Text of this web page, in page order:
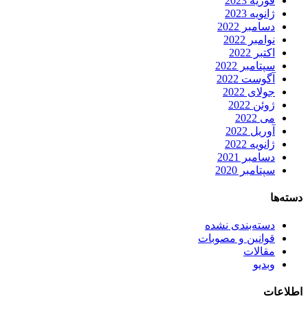
ژانویه 2023
دسامبر 2022
نوامبر 2022
اکتبر 2022
سپتامبر 2022
آگوست 2022
جولای 2022
ژوئن 2022
می 2022
آوریل 2022
ژانویه 2022
دسامبر 2021
سپتامبر 2020
دسته‌ها
دسته‌بندی نشده
قوانین و مصوبات
مقالات
وبدیو
اطلاعات